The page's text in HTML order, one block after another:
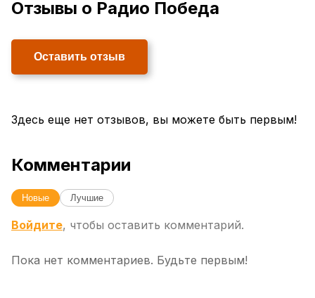
Отзывы о Радио Победа
Оставить отзыв
Здесь еще нет отзывов, вы можете быть первым!
Комментарии
Новые Лучшие
Войдите, чтобы оставить комментарий.
Пока нет комментариев. Будьте первым!